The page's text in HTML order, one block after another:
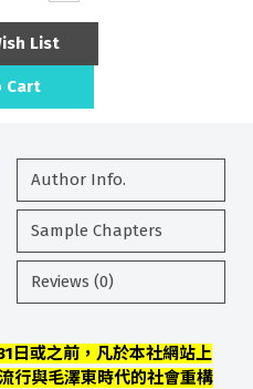
List
Cart
Author Info.
Sample Chapters
Reviews (0)
日或之前，凡於本社網站上
行與毛澤東時代的社會重構